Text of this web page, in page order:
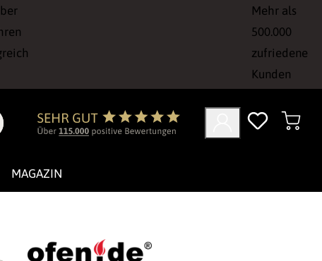
Mehr als
500.000
zufriedene
Kunden
MAGAZIN